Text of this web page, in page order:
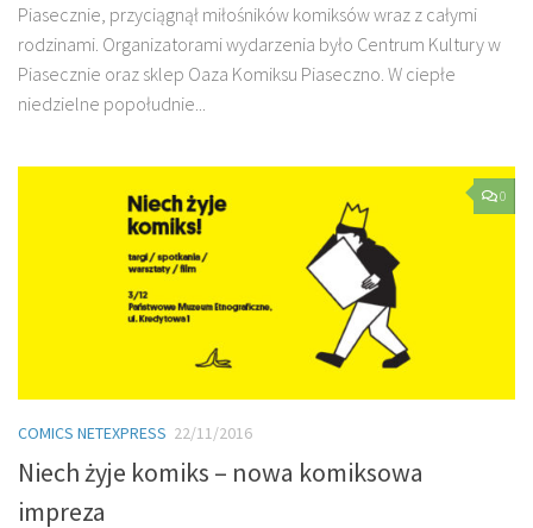
Piasecznie, przyciągnął miłośników komiksów wraz z całymi
rodzinami. Organizatorami wydarzenia było Centrum Kultury w
Piasecznie oraz sklep Oaza Komiksu Piaseczno. W ciepłe
niedzielne popołudnie...
0
COMICS NETEXPRESS 22/11/2016
Niech żyje komiks – nowa komiksowa
impreza